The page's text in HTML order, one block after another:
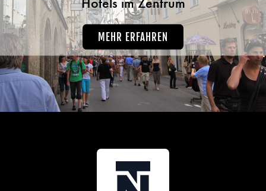
MEHR ERFAHREN